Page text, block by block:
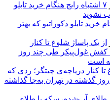
۷ اشتباه رایج هنگام خرید تابلو
نشوید
خرید تابلو دکوراتیو که بهتر
از یک پاساژ شلوغ تا کنار
کفش غول‌پیکر طی چند روز
است
تا کنار دریاچه‌ی چیتگر؛ ردی که
گذشته در تهران به‌جا گذاشته